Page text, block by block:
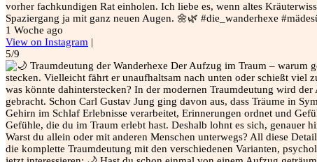
vorher fachkundigen Rat einholen. Ich liebe es, wenn altes
Spaziergang ja mit ganz neuen Augen. 🌼🌿 #die_wanderhexe
1 Woche ago
View on Instagram |
5/9